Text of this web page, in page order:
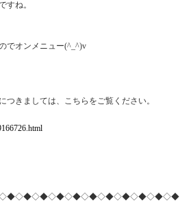
すね。
でオンメニュー(^_^)v
きましては、こちらをご覧ください。